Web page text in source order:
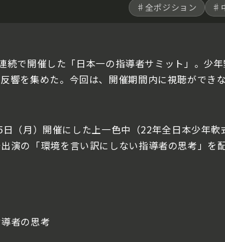
♯全ポジション ♯
続で開催した「日本一の指導者サミット」。少
響を集めた。今回は、開催期間内に視聴ができ
日（月）開催にした上一色中（22年全日本少年
演の「環境を言い訳にしない指導者の思考」を配
者の思考